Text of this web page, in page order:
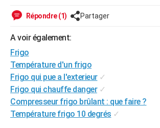
Forum
Aménagement intérieur
Extérieur
Cuisine
Salle de bains
Jardinage
Rangement
WEEK-END
LIFESTYLE
Art de vivre
Bien-être
Loisirs
Mode
Modes de vie
SANTE
Alimentation
Guide de la santé
Maladies
Médicaments
Sommeil
VOYAGE
Destinations
City break
Voyage nature
Voyage de noces
Forum
Climat
+PHOTO
GUIDES D'ACHAT
Répondre (1) Partager
A voir également:
Frigo
Température d'un frigo
Frigo qui pue a l'exterieur ✓
Frigo qui chauffe danger ✓
Compresseur frigo brûlant : que faire ?
Température frigo 10 degrés ✓